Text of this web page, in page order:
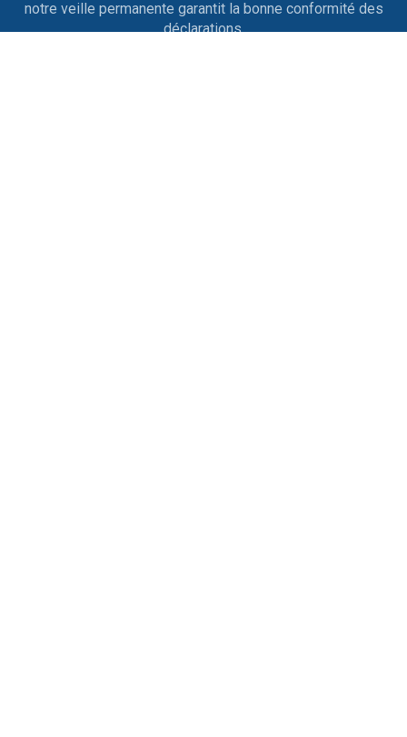
notre veille permanente garantit la bonne conformité des
déclarations.